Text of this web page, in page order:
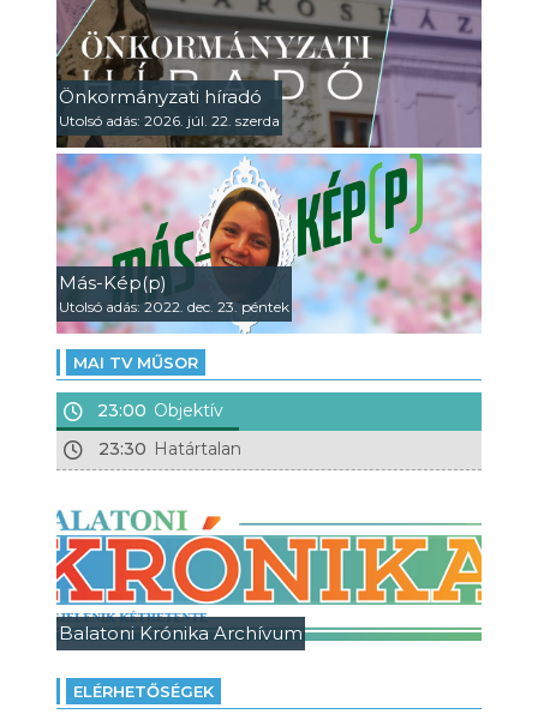
Önkormányzati híradó
Utolsó adás: 2026. júl. 22. szerda
Más-Kép(p)
Utolsó adás: 2022. dec. 23. péntek
MAI TV MŰSOR
23:00 Objektív
23:30 Határtalan
Balatoni Krónika Archívum
ELÉRHETŐSÉGEK